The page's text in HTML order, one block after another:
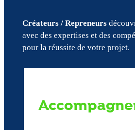
Créateurs / Repreneurs
avec des expertises et des
pour la réussite de votre projet.